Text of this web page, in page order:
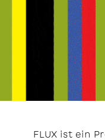
FLUX ist ein